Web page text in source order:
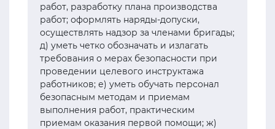
работ, разработку плана производства
работ; оформлять наряды-допуски,
осуществлять надзор за членами бригады;
д) уметь четко обозначать и излагать
требования о мерах безопасности при
проведении целевого инструктажа
работников; е) уметь обучать персонал
безопасным методам и приемам
выполнения работ, практическим
приемам оказания первой помощи; ж)